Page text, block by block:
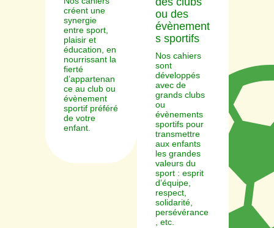
créent une
synergie
entre sport,
plaisir et
éducation, en
nourrissant la
fierté
d’appartenan
ce au club ou
évènement
sportif préféré
de votre
enfant.
ou des
évènement
s sportifs
Nos cahiers
sont
développés
avec de
grands clubs
ou
évènements
sportifs pour
transmettre
aux enfants
les grandes
valeurs du
sport : esprit
d’équipe,
respect,
solidarité,
persévérance
, etc.